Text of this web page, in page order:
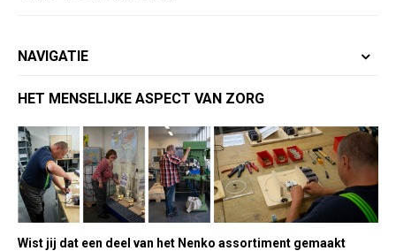
NAVIGATIE
HET MENSELIJKE ASPECT VAN ZORG
Wist jij dat een deel van het Nenko assortiment gemaakt